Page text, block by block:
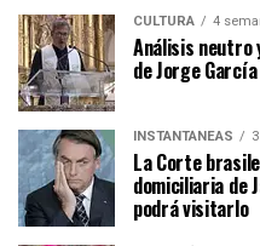
CULTURA 4
Análisis neutro
de Jorge
INSTANTÁNEAS
La Corte
domiciliaria de
podrá visitarlo